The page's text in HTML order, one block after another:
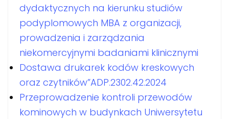
dydaktycznych na kierunku studiów
podyplomowych MBA z organizacji,
prowadzenia i zarządzania
niekomercyjnymi badaniami klinicznymi
Dostawa drukarek kodów kreskowych
oraz czytników”ADP.2302.42.2024
Przeprowadzenie kontroli przewodów
kominowych w budynkach Uniwersytetu